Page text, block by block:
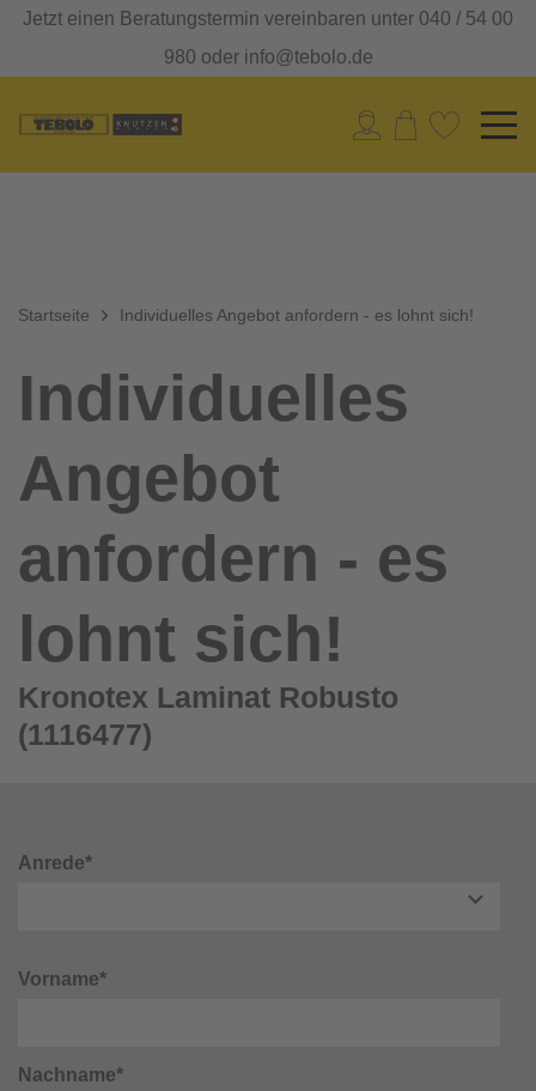
Jetzt einen Beratungstermin vereinbaren unter 040 / 54 00
980 oder info@tebolo.de
Startseite Individuelles Angebot anfordern - es lohnt sich!
Individuelles
Angebot
anfordern - es
lohnt sich!
Kronotex Laminat Robusto
(1116477)
Anrede*
Vorname*
Nachname*